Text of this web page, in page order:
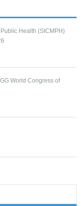
Health (SICMPH)
World Congress of